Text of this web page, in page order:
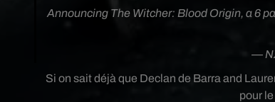
Announcing The Witcher: Blood Origin, a 6
—
Si on sait déjà que Declan de Barra and
pour